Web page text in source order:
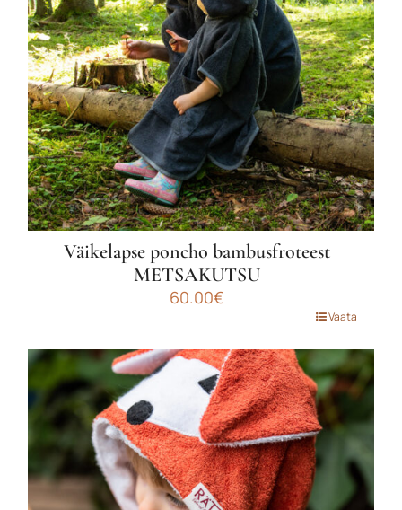
teha
tootelehel.
Väikelapse poncho bambusfroteest
METSAKUTSU
60.00€
on
mitu
varianti.
Valikuid
saab
teha
tootelehel.
Vaata